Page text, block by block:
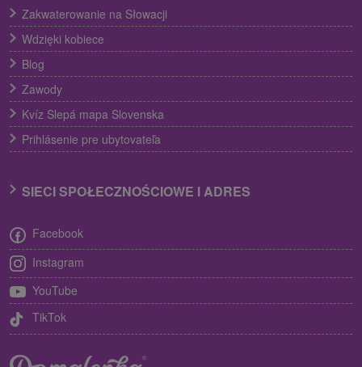
Zakwaterowanie na Słowacji
Wdzięki kobiece
Blog
Zawody
Kvíz Slepá mapa Slovenska
Prihlásenie pre ubytovateľa
SIECI SPOŁECZNOŚCIOWE I ADRES
Facebook
Instagram
YouTube
TikTok